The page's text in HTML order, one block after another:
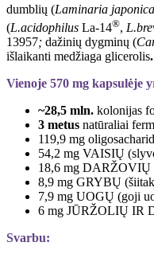
dumblių (Laminaria
(L.acidophilus La-14®,
13957; dažinių dygminų (
išlaikanti medžiaga glicerolis.
Vienoje 570 mg kapsulėje
~28,5 mln. kolonijas
3 metus natūraliai
119,9 mg
54,2 mg VAISIŲ
18,6 mg DARŽOVIŲ
8,9 mg GRYBŲ
7,9 mg UOGŲ (goji
6 mg JŪRŽOLIŲ IR
Svarbu: